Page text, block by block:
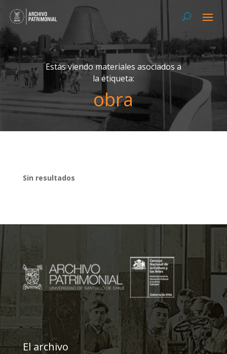
Estás viendo materiales asociados a
la etiqueta:
obra
Sin resultados
El archivo